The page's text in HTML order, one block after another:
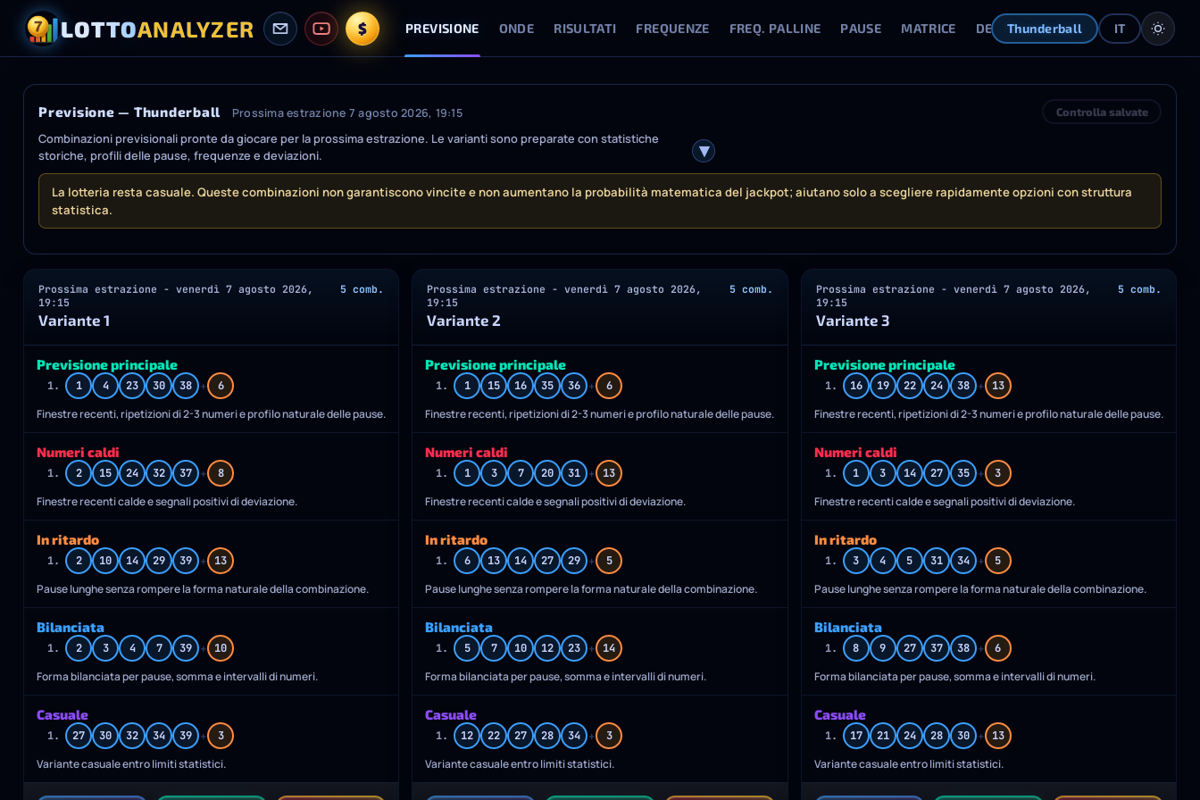
LOTTOANALYZER $ PREVISIONE ONDE RISULTATI FREQUENZE FREQ. PALLINE PAUSE MATRICE DEVIAZIONI GENERATORE
Thunderball IT
Previsione — Thunderball Prossima estrazione 7 agosto 2026, 19:15 Controlla salvate
Combinazioni previsionali pronte da giocare per la prossima estrazione. Le varianti sono preparate con statistiche
storiche, profili delle pause, frequenze e deviazioni.
La lotteria resta casuale. Queste combinazioni non garantiscono vincite e non aumentano la probabilità matematica del jackpot; aiutano solo a scegliere rapidamente opzioni con struttura
statistica.
Prossima estrazione - venerdì 7 agosto 2026,
19:15
Variante 1
5 comb.
Previsione principale
1. 1 4 23 30 38 + 6
Finestre recenti, ripetizioni di 2-3 numeri e profilo naturale delle pause.
Numeri caldi
1. 2 15 24 32 37 + 8
Finestre recenti calde e segnali positivi di deviazione.
In ritardo
1. 2 10 14 29 39 + 13
Pause lunghe senza rompere la forma naturale della combinazione.
Bilanciata
1. 2 3 4 7 39 + 10
Forma bilanciata per pause, somma e intervalli di numeri.
Casuale
1. 27 30 32 34 39 + 3
Variante casuale entro limiti statistici.
Prossima estrazione - venerdì 7 agosto 2026,
19:15
Variante 2
5 comb.
Previsione principale
1. 1 15 16 35 36 + 6
Finestre recenti, ripetizioni di 2-3 numeri e profilo naturale delle pause.
Numeri caldi
1. 1 3 7 20 31 + 13
Finestre recenti calde e segnali positivi di deviazione.
In ritardo
1. 6 13 14 27 29 + 5
Pause lunghe senza rompere la forma naturale della combinazione.
Bilanciata
1. 5 7 10 12 23 + 14
Forma bilanciata per pause, somma e intervalli di numeri.
Casuale
1. 12 22 27 28 34 + 3
Variante casuale entro limiti statistici.
Prossima estrazione - venerdì 7 agosto 2026,
19:15
Variante 3
5 comb.
Previsione principale
1. 16 19 22 24 38 + 13
Finestre recenti, ripetizioni di 2-3 numeri e profilo naturale delle pause.
Numeri caldi
1. 1 3 14 27 35 + 3
Finestre recenti calde e segnali positivi di deviazione.
In ritardo
1. 3 4 5 31 34 + 5
Pause lunghe senza rompere la forma naturale della combinazione.
Bilanciata
1. 8 9 27 37 38 + 6
Forma bilanciata per pause, somma e intervalli di numeri.
Casuale
1. 17 21 24 28 30 + 13
Variante casuale entro limiti statistici.